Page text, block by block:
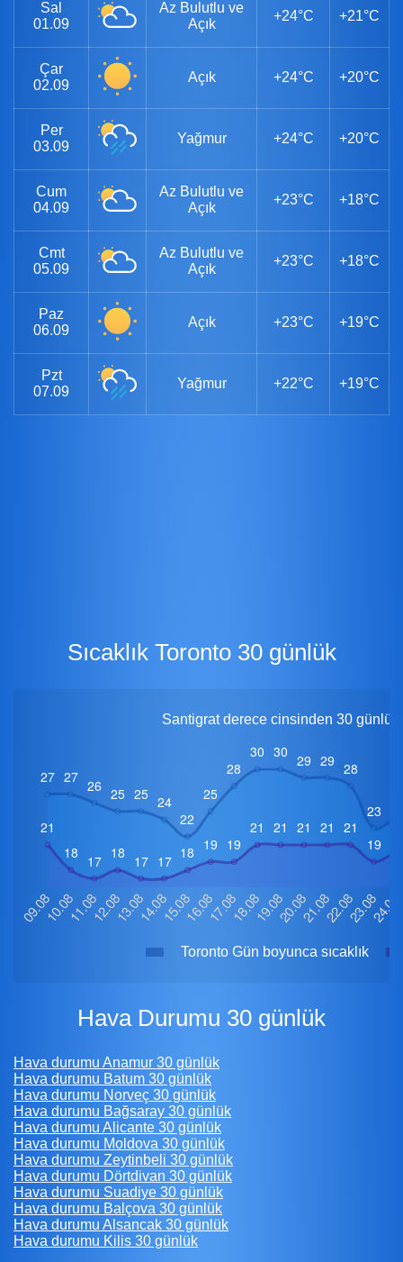
Sal
01.09
Az Bulutlu ve
Açık
+24°C +21°C
Çar
02.09
Açık +24°C +20°C
Per
03.09
Yağmur +24°C +20°C
Cum
04.09
Az Bulutlu ve
Açık
+23°C +18°C
Cmt
05.09
Az Bulutlu ve
Açık
+23°C +18°C
Paz
06.09
Açık +23°C +19°C
Pzt
07.09
Yağmur +22°C +19°C
Sıcaklık Toronto 30 günlük
Santigrat derece cinsinden 30 günlük
Toronto Gün boyunca sıcaklık
Hava Durumu 30 günlük
Hava durumu Anamur 30 günlük
Hava durumu Batum 30 günlük
Hava durumu Norveç 30 günlük
Hava durumu Bağsaray 30 günlük
Hava durumu Alicante 30 günlük
Hava durumu Moldova 30 günlük
Hava durumu Zeytinbeli 30 günlük
Hava durumu Dörtdivan 30 günlük
Hava durumu Suadiye 30 günlük
Hava durumu Balçova 30 günlük
Hava durumu Alsancak 30 günlük
Hava durumu Kilis 30 günlük